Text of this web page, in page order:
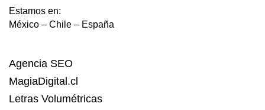
Estamos en:
México – Chile – España
Agencia SEO
MagiaDigital.cl
Letras Volumétricas